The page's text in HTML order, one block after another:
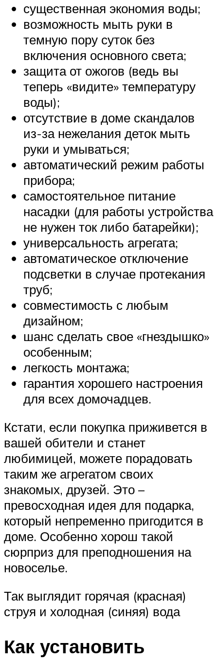
существенная экономия воды;
возможность мыть руки в
темную пору суток без
включения основного света;
защита от ожогов (ведь вы
теперь «видите» температуру
воды);
отсутствие в доме скандалов
из-за нежелания деток мыть
руки и умываться;
автоматический режим работы
прибора;
самостоятельное питание
насадки (для работы устройства
не нужен ток либо батарейки);
универсальность агрегата;
автоматическое отключение
подсветки в случае протекания
труб;
совместимость с любым
дизайном;
шанс сделать свое «гнездышко»
особенным;
легкость монтажа;
гарантия хорошего настроения
для всех домочадцев.
Кстати, если покупка приживется в
вашей обители и станет
любимицей, можете порадовать
таким же агрегатом своих
знакомых, друзей. Это –
превосходная идея для подарка,
который непременно пригодится в
доме. Особенно хорош такой
сюрприз для преподношения на
новоселье.
Так выглядит горячая (красная)
струя и холодная (синяя) вода
Как установить